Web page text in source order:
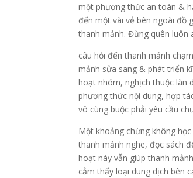
một phương thức an toàn &
đến một vài vẻ bên ngoài đồ
thanh mảnh. Đừng quên
câu hỏi đến thanh mảnh
mảnh sửa sang & phát triển
hoạt nhóm, nghịch thuộc làn
phương thức nội dung, hợp
vô cùng buộc phải yêu cầu
Một khoảng chừng không
thanh mảnh nghe, đọc sách
hoạt này vẫn giúp thanh
cảm thấy loại dung dịch bên